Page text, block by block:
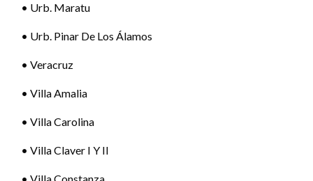
• Urb. Maratu
• Urb. Pinar De Los Álamos
• Veracruz
• Villa Amalia
• Villa Carolina
• Villa Claver I Y II